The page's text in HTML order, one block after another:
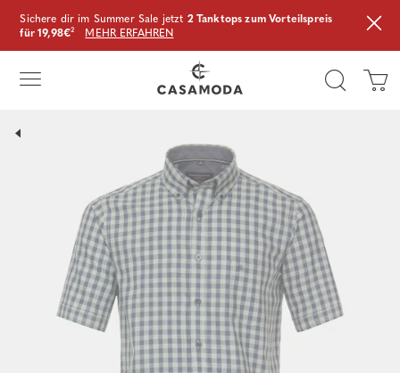
Sichere dir im Summer Sale jetzt 2 Tanktops zum Vorteilspreis
für 19,98€² MEHR ERFAHREN